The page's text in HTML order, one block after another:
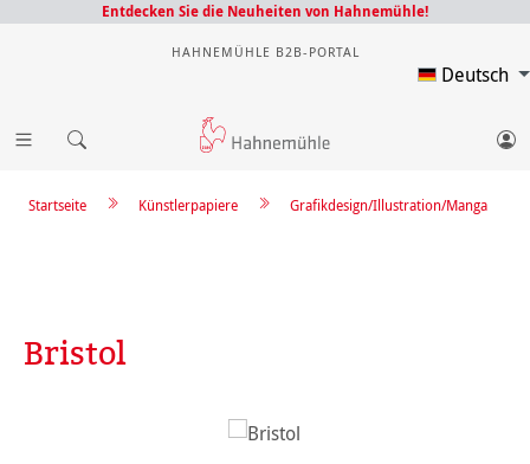
Entdecken Sie die Neuheiten von Hahnemühle!
HAHNEMÜHLE B2B-PORTAL
Deutsch
Grafikdesign/Illustration/Manga
Künstlerpapiere
Startseite
Bristol
Bildergalerie überspringen